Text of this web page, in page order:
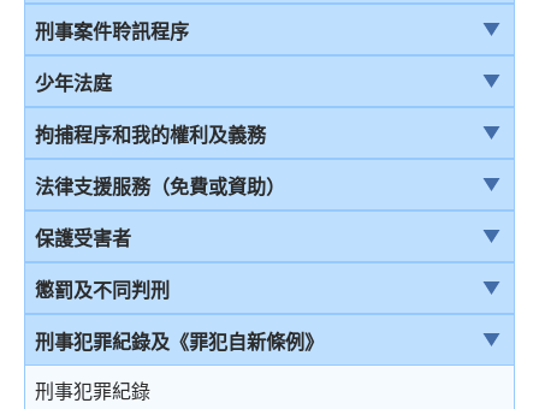
法治
香港法律來源
刑事訴訟及民事訴訟
事務律師與大律師
簡介律政司
香港法院及司法機構
刑事案件聆訊程序
刑事案件一般聆訊程序
經公訴程序定罪及經簡易程序定罪
首次聆訊
認罪
求情及判刑
認罪對判刑的影響
不認罪
少年法庭
少年法庭的司法管轄權
保護少年罪犯
少年法庭的聆訊程序
少年罪犯懲罰的限制
判刑原則
判刑
拘捕程序和我的權利及義務
引言
在公眾地方被警察截停和查問
在公眾地方被警察截停和搜身
緘默權
拒絕與警方合作的後果
法律支援服務（免費或資助）
簡介本港部分法律援助
刑事訴訟法律援助計劃
當值律師計劃
免費法律諮詢計劃
保護受害者
受害者的權利
兒童證人
無助證人 / 易受傷害的證人
懲罰及不同判刑
引言
監禁
刑事犯罪紀錄及《罪犯自新條例》
刑事犯罪紀錄